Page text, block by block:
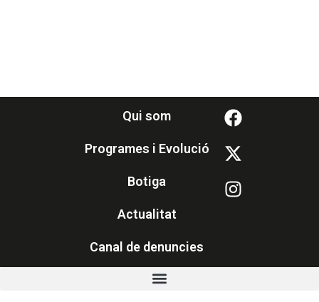
Qui som
Programes i Evolució
Botiga
Actualitat
Canal de denuncies